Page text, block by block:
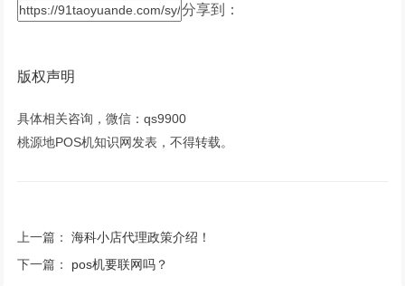
分享到：
版权声明
具体相关咨询，微信：qs9900
桃源地POS机知识网发表，不得转载。
上一篇：海科小店代理政策介绍！
下一篇： pos机要联网吗？